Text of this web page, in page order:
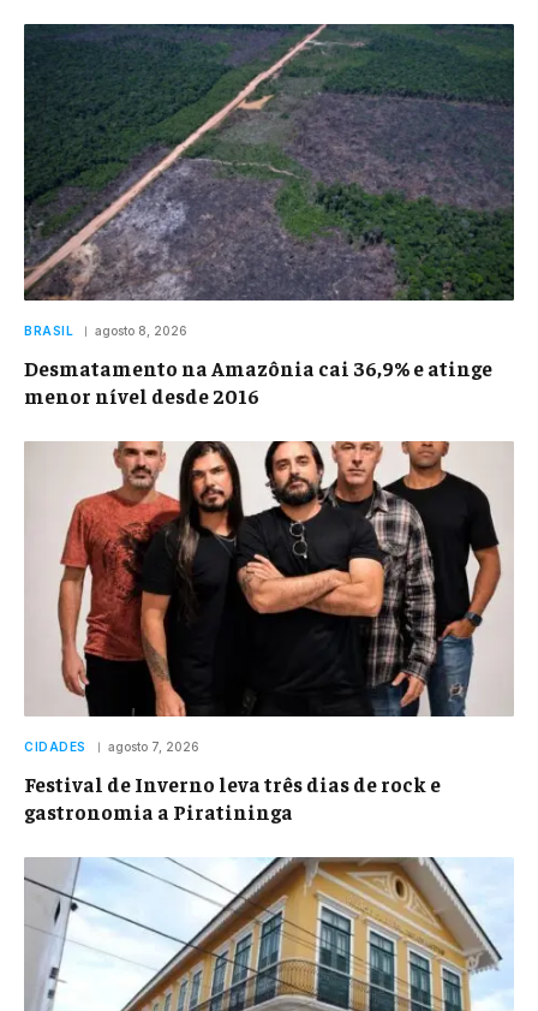
BRASIL agosto 8, 2026
Desmatamento na Amazônia cai 36,9% e atinge
menor nível desde 2016
CIDADES agosto 7, 2026
Festival de Inverno leva três dias de rock e
gastronomia a Piratininga